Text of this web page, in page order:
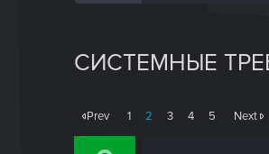
СИСТЕМНЫЕ
Prev 1 2 3 4 5 Next